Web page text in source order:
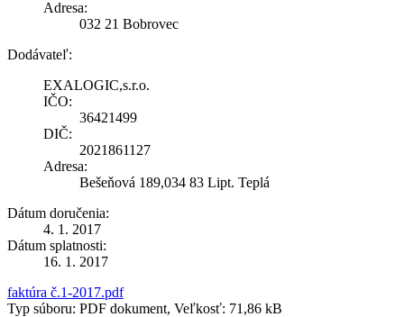
Adresa:
032 21 Bobrovec
Dodávateľ:
EXALOGIC,s.r.o.
IČO:
36421499
DIČ:
2021861127
Adresa:
Bešeňová 189,034 83 Lipt. Teplá
Dátum doručenia:
4. 1. 2017
Dátum splatnosti:
16. 1. 2017
faktúra č.1-2017.pdf
Typ súboru: PDF dokument, Veľkosť: 71,86 kB